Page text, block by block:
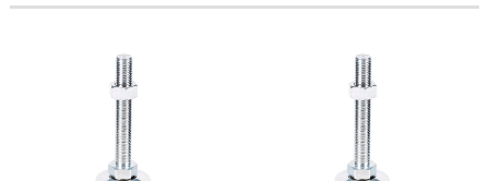
3,001 - 10,000kg
M10×1.5P